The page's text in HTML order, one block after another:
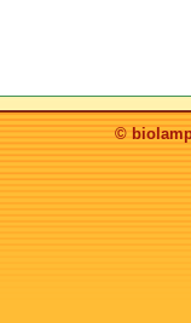
©